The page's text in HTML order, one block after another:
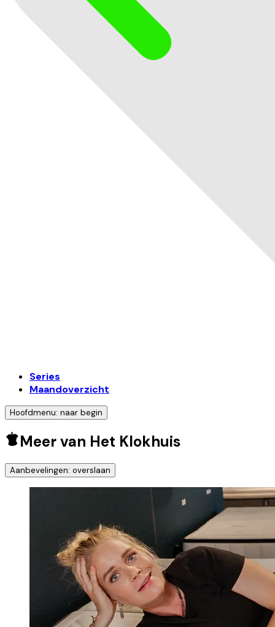
Series
Maandoverzicht
Hoofdmenu: naar begin
Meer van Het Klokhuis
Aanbevelingen: overslaan